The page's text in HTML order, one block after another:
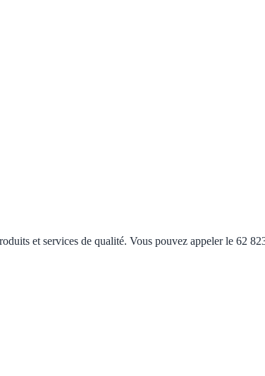
et services de qualité. Vous pouvez appeler le 62